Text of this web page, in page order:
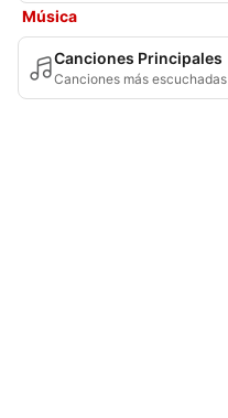
Música
Canciones Principales
Canciones más escuchadas